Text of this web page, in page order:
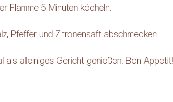
Flamme 5 Minuten köcheln.
Pfeffer und Zitronensaft abschmecken.
als alleiniges Gericht genießen. Bon Appetit!